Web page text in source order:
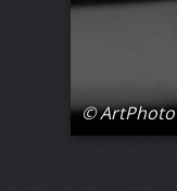
© ArtPhoto